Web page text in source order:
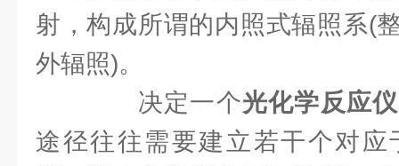
射，构成所谓的内照式辐照系(
外辐照)。
决定一个光化学反应仪
途径往往需要建立若干个对